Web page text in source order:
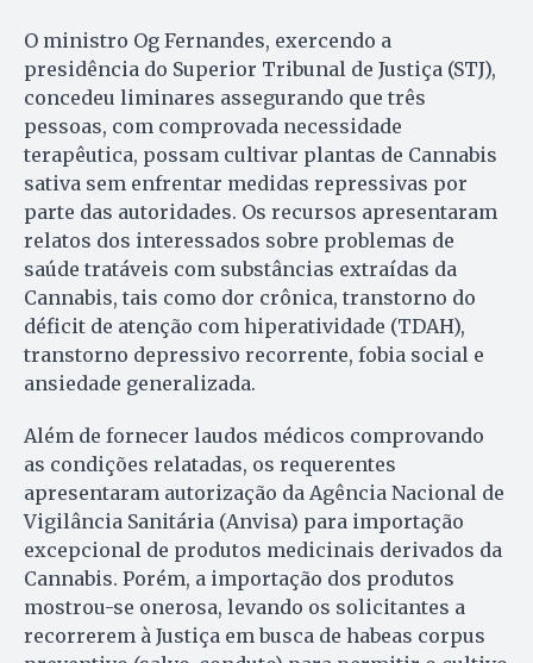
O ministro Og Fernandes, exercendo a
presidência do Superior Tribunal de Justiça (STJ),
concedeu liminares assegurando que três
pessoas, com comprovada necessidade
terapêutica, possam cultivar plantas de Cannabis
sativa sem enfrentar medidas repressivas por
parte das autoridades. Os recursos apresentaram
relatos dos interessados sobre problemas de
saúde tratáveis com substâncias extraídas da
Cannabis, tais como dor crônica, transtorno do
déficit de atenção com hiperatividade (TDAH),
transtorno depressivo recorrente, fobia social e
ansiedade generalizada.
Além de fornecer laudos médicos comprovando
as condições relatadas, os requerentes
apresentaram autorização da Agência Nacional de
Vigilância Sanitária (Anvisa) para importação
excepcional de produtos medicinais derivados da
Cannabis. Porém, a importação dos produtos
mostrou-se onerosa, levando os solicitantes a
recorrerem à Justiça em busca de habeas corpus